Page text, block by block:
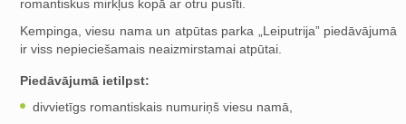
romantiskus mirkļus kopā ar otru pusīti.
Kempinga, viesu nama un atpūtas parka „Leiputrija” piedāvājumā
ir viss nepieciešamais neaizmirstamai atpūtai.
Piedāvājumā ietilpst:
divvietīgs romantiskais numuriņš viesu namā,